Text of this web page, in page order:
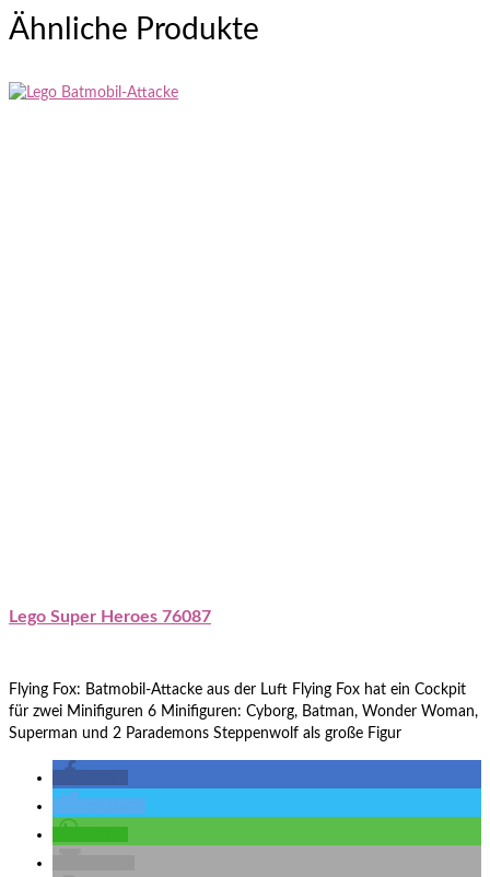
Ähnliche Produkte
Lego Super Heroes 76087
Flying Fox: Batmobil-Attacke aus der Luft Flying Fox hat ein Cockpit
für zwei Minifiguren 6 Minifiguren: Cyborg, Batman, Wonder Woman,
Superman und 2 Parademons Steppenwolf als große Figur